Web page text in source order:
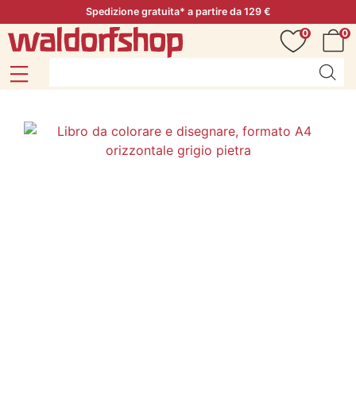
Spedizione gratuita* a partire da 129 €
0
0